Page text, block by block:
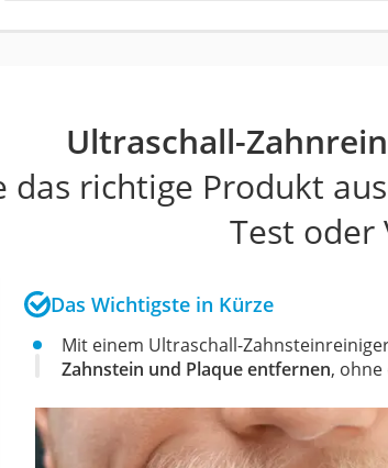
Ultraschall-
das richtige Produkt
Test oder
Das Wichtigste in Kürze
Mit einem Ultraschall-
Zahnstein und Plaque entfernen, ohne